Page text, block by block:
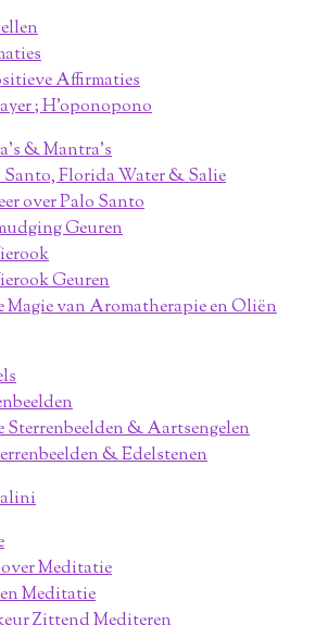
Affirmaties
; H'oponopono
& Mantra's
Florida Water & Salie
over Palo Santo
Geuren
Geuren
Magie van Aromatherapie en Oliën
Sterrenbeelden & Aartsengelen
& Edelstenen
Meditatie
Meditatie